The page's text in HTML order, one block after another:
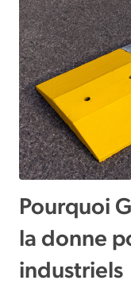
Pourquoi
la donne
industriels